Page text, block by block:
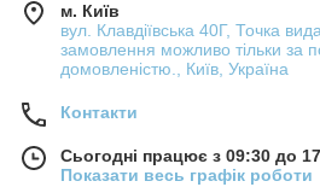
м. Київ
вул. Клавдіївська 40Г, Точка
замовлення можливо тільки за
домовленістю., Київ, Україна
Контакти
Сьогодні працює з 09:30 до
Показати весь графік роботи